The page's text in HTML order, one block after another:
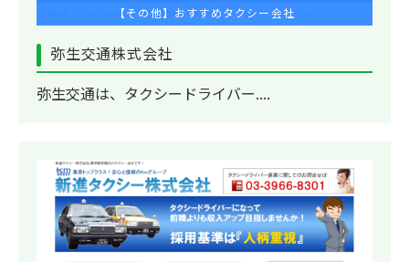
【その他】おすすめタクシー会社
弥生交通株式会社
弥生交通は、タクシードライバー....